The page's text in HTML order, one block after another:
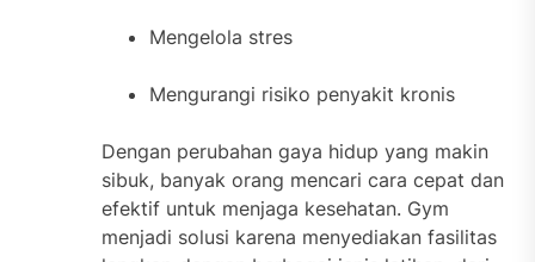
Mengelola stres
Mengurangi risiko penyakit kronis
Dengan perubahan gaya hidup yang makin
sibuk, banyak orang mencari cara cepat dan
efektif untuk menjaga kesehatan. Gym
menjadi solusi karena menyediakan fasilitas